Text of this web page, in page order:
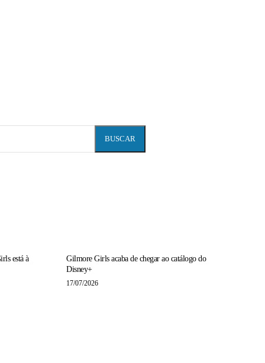
BUSCAR
está à
Gilmore Girls acaba de chegar ao catálogo do
Disney+
17/07/2026